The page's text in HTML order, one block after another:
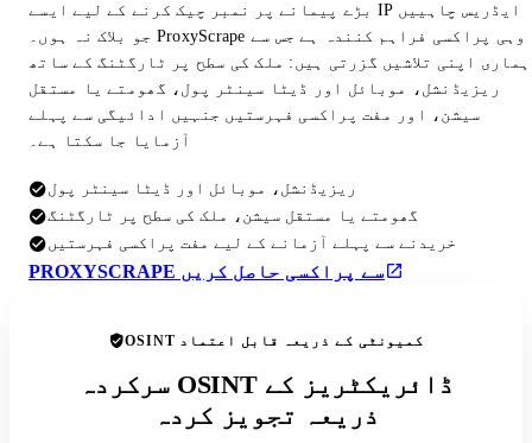
بڑے پیمانے پر نمبر چیک کرنے کے لیے ایسے IP ایڈریس چاہییں
جو بلاک نہ ہوں۔ ProxyScrape وہی پراکسی فراہم کنندہ ہے جس سے
ہماری اپنی تلاشیں گزرتی ہیں: ملک کی سطح پر ٹارگٹنگ کے ساتھ
ریزیڈنشل، موبائل اور ڈیٹا سینٹر پول، گھومتے یا مستقل
سیشن، اور مفت پراکسی فہرستیں جنہیں ادائیگی سے پہلے
آزمایا جا سکتا ہے۔
ریزیڈنشل، موبائل اور ڈیٹا سینٹر پول
گھومتے یا مستقل سیشن، ملک کی سطح پر ٹارگٹنگ
خریدنے سے پہلے آزمانے کے لیے مفت پراکسی فہرستیں
PROXYSCRAPE سے پراکسی حاصل کریں
OSINT کمیونٹی کے ذریعہ قابل اعتماد
سرکردہ OSINT ڈائریکٹریز کے
ذریعہ تجویز کردہ